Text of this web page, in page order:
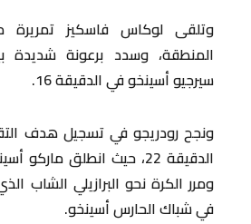
وتلقى لوكاس فاسكيز تمريرة
المنطقة، وسدد برعونة شديدة
سيرجيو أسينخو في الدقيقة 16.
ونجح رودريجو في تسجيل هدف
الدقيقة 22، حيث انطلق
ومرر الكرة نحو البرازيلي الشاب
في شباك الحارس أسينخو.